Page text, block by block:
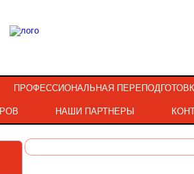
ПРОФЕССИОНАЛЬНАЯ
НАШИ ПАРТНЕРЫ